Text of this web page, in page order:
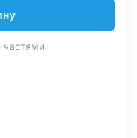
частями